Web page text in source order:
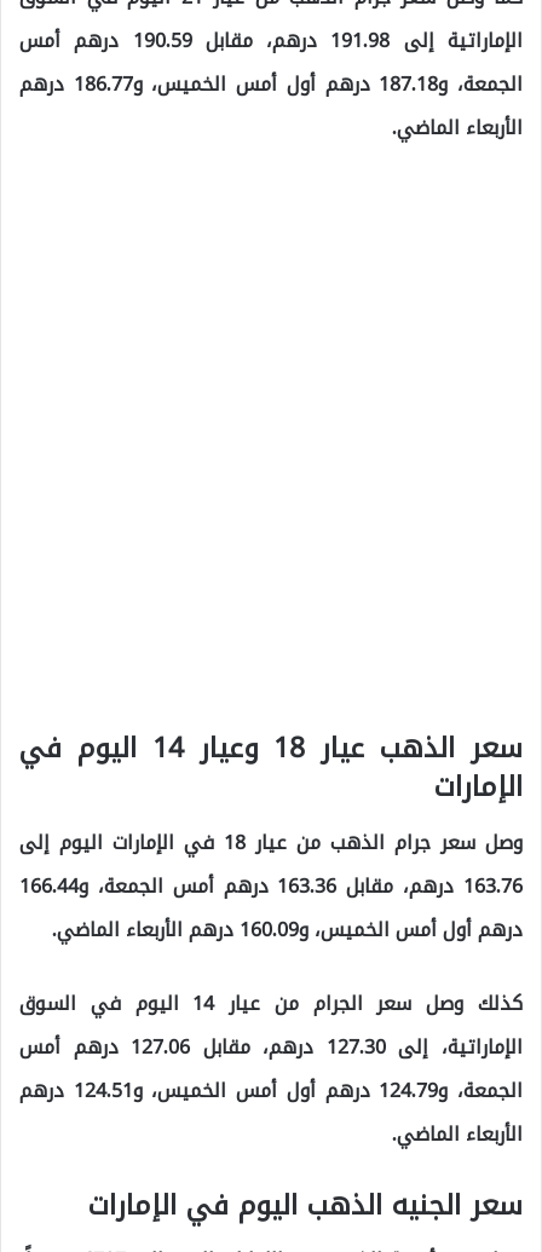
الإماراتية إلى 191.98 درهم، مقابل 190.59 درهم أمس
الجمعة، و187.18 درهم أول أمس الخميس، و186.77 درهم
الأربعاء الماضي.
سعر الذهب عيار 18 وعيار 14 اليوم في
الإمارات
وصل سعر جرام الذهب من عيار 18 في الإمارات اليوم إلى
163.76 درهم، مقابل 163.36 درهم أمس الجمعة، و166.44
درهم أول أمس الخميس، و160.09 درهم الأربعاء الماضي.
كذلك وصل سعر الجرام من عيار 14 اليوم في السوق
الإماراتية، إلى 127.30 درهم، مقابل 127.06 درهم أمس
الجمعة، و124.79 درهم أول أمس الخميس، و124.51 درهم
الأربعاء الماضي.
سعر الجنيه الذهب اليوم في الإمارات